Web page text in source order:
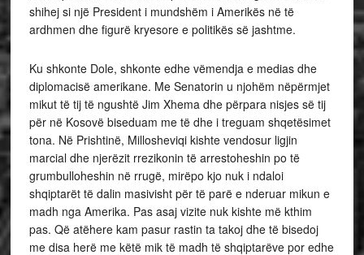
shihej si një President i mundshëm i Amerikës në të
ardhmen dhe figurë kryesore e politikës së jashtme.
Ku shkonte Dole, shkonte edhe vëmendja e medias dhe
diplomacisë amerikane. Me Senatorin u njohëm nëpërmjet
mikut të tij të ngushtë Jim Xhema dhe përpara nisjes së tij
për në Kosovë biseduam me të dhe i treguam shqetësimet
tona. Në Prishtinë, Millosheviqi kishte vendosur ligjin
marcial dhe njerëzit rrezikonin të arrestoheshin po të
grumbulloheshin në rrugë, mirëpo kjo nuk i ndaloi
shqiptarët të dalin masivisht për të parë e nderuar mikun e
madh nga Amerika. Pas asaj vizite nuk kishte më kthim
pas. Që atëhere kam pasur rastin ta takoj dhe të bisedoj
me disa herë me këtë mik të madh të shqiptarëve por edhe